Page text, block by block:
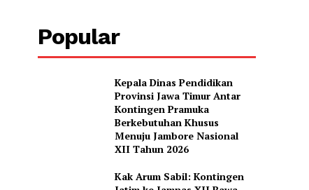
Popular
Kepala Dinas Pendidikan
Provinsi Jawa Timur Antar
Kontingen Pramuka
Berkebutuhan Khusus
Menuju Jambore Nasional
XII Tahun 2026
Kak Arum Sabil: Kontingen